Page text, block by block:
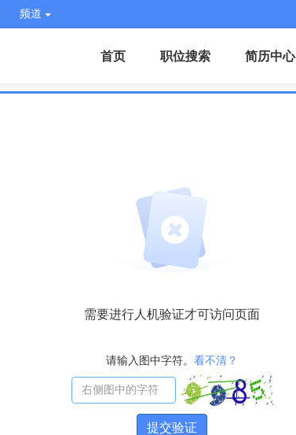
频道
首页 职位搜索 简历中心
需要进行人机验证才可访问页面
请输入图中字符。 看不清？
提交验证